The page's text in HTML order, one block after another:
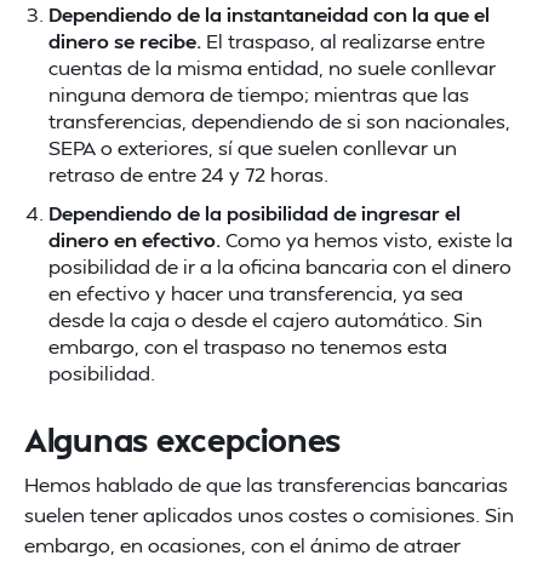
Dependiendo de la instantaneidad con la que el
dinero se recibe. El traspaso, al realizarse entre
cuentas de la misma entidad, no suele conllevar
ninguna demora de tiempo; mientras que las
transferencias, dependiendo de si son nacionales,
SEPA o exteriores, sí que suelen conllevar un
retraso de entre 24 y 72 horas.
Dependiendo de la posibilidad de ingresar el
dinero en efectivo. Como ya hemos visto, existe la
posibilidad de ir a la oficina bancaria con el dinero
en efectivo y hacer una transferencia, ya sea
desde la caja o desde el cajero automático. Sin
embargo, con el traspaso no tenemos esta
posibilidad.
Algunas excepciones
Hemos hablado de que las transferencias bancarias
suelen tener aplicados unos costes o comisiones. Sin
embargo, en ocasiones, con el ánimo de atraer